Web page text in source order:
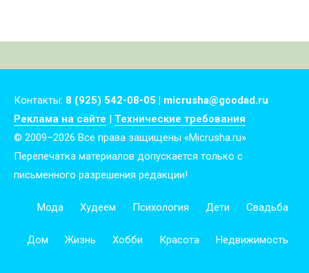
Контакты: 8 (925) 542-08-05 | micrusha@goodad.ru
Реклама на сайте | Технические требования
© 2009–2026 Все права защищены «Micrusha.ru»
Перепечатка материалов допускается только с
письменного разрешения редакции!
Мода Худеем Психология Дети Свадьба
Дом Жизнь Хобби Красота Недвижимость